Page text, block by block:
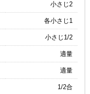
小さじ2
各小さじ1
小さじ1/2
適量
適量
1/2合